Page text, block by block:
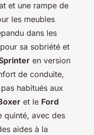
et une rampe de
les meubles
dans les
sa sobriété et
en version
de conduite,
habitués aux
et le Ford
quinté, avec des
aides à la